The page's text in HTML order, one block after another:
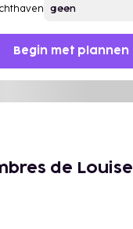
Begin met plannen
de Louise